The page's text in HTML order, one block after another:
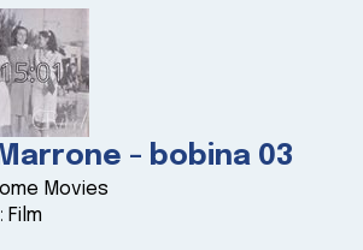
- bobina 03
Movies
Film